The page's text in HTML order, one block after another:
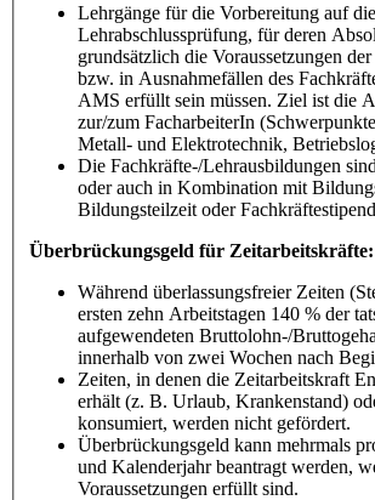
Lehrgänge für die Vorbereitung auf
Lehrabschlussprüfung, für deren
grundsätzlich die Voraussetzungen
bzw. in Ausnahmefällen des
AMS erfüllt sein müssen. Ziel ist die
zur/zum FacharbeiterIn
Metall- und Elektrotechnik,
Die Fachkräfte-/Lehrausbildungen
oder auch in Kombination mit
Bildungsteilzeit oder
Überbrückungsgeld für Zeitarbeitskräfte:
Während überlassungsfreier Zeiten
ersten zehn Arbeitstagen 140 % der
aufgewendeten Bruttolohn-/
innerhalb von zwei Wochen nach
Zeiten, in denen die Zeitarbeitskraft
erhält (z. B. Urlaub, Krankenstand)
konsumiert, werden nicht gefördert.
Überbrückungsgeld kann mehrmals
und Kalenderjahr beantragt werden,
Voraussetzungen erfüllt sind.